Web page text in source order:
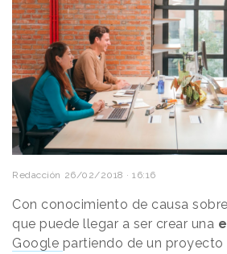
Redacción 26/02/2018 · 16:16
Con conocimiento de causa
que puede llegar a ser crear una
Google partiendo de un